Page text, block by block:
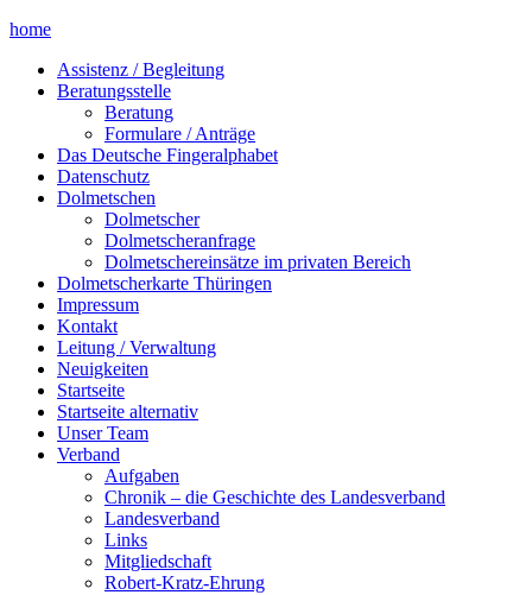
home
Assistenz / Begleitung
Beratungsstelle
Beratung
Formulare / Anträge
Das Deutsche Fingeralphabet
Datenschutz
Dolmetschen
Dolmetscher
Dolmetscheranfrage
Dolmetschereinsätze im privaten Bereich
Dolmetscherkarte Thüringen
Impressum
Kontakt
Leitung / Verwaltung
Neuigkeiten
Startseite
Startseite alternativ
Unser Team
Verband
Aufgaben
Chronik – die Geschichte des Landesverband
Landesverband
Links
Mitgliedschaft
Robert-Kratz-Ehrung